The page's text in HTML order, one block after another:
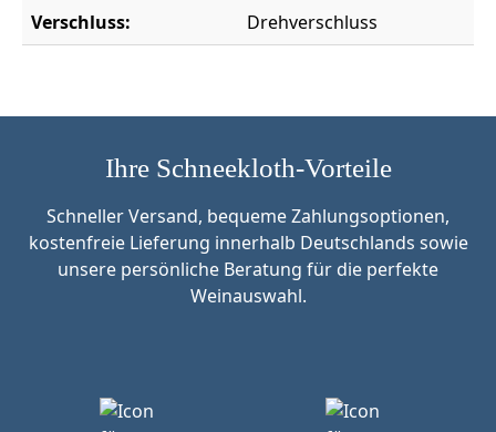
Verschluss: Drehverschluss
Ihre Schneekloth-Vorteile
Schneller Versand, bequeme Zahlungsoptionen,
kostenfreie Lieferung innerhalb Deutschlands sowie
unsere persönliche Beratung für die perfekte
Weinauswahl.